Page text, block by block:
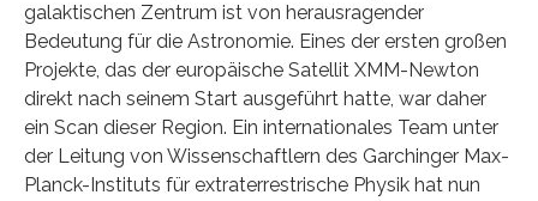
galaktischen Zentrum ist von herausragender
Bedeutung für die Astronomie. Eines der ersten großen
Projekte, das der europäische Satellit XMM-Newton
direkt nach seinem Start ausgeführt hatte, war daher
ein Scan dieser Region. Ein internationales Team unter
der Leitung von Wissenschaftlern des Garchinger Max-
Planck-Instituts für extraterrestrische Physik hat nun